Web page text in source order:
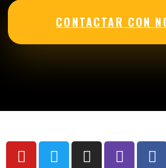
CONTACTAR CON